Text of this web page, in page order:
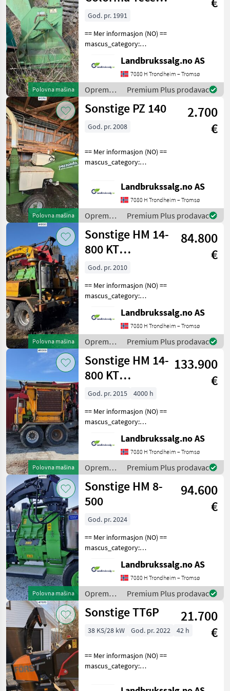
Sonstige
Polovna mašina
480-4
God. pr. 1991
== Mer informasjon (NO) ==
mascus_category:
merke: Colorma Tece
Please provide reference
number upon request: 8700
See
en.landbrukssalg.no/8700
Landbrukssalg.no AS
7080 H Trondheim – Tromsø
Oprema
za šumu i
obradu
Sonstige
Premium Plus prodavac
Polovna mašina
Sonstige PZ 140
2.700
€
God. pr. 2008
== Mer informasjon (NO) ==
mascus_category:
provide reference number
upon request: 5716 See
en.landbrukssalg.no/5716
for more images Spe
Landbrukssalg.no AS
7080 H Trondheim – Tromsø
Oprema
za šumu i
obradu
drveta /
Sonstige
Premium Plus prodavac
Polovna mašina
Sonstige HM 14-
800 KT
Flishugger
84.800
€
God. pr. 2010
== Mer informasjon (NO) ==
mascus_category:
provide reference number
upon request: 8100 See
en.landbrukssalg.no/8100
for more images Spe
Landbrukssalg.no AS
7080 H Trondheim – Tromsø
Oprema
za šumu i
obradu
drveta /
Sonstige
Premium Plus prodavac
Polovna mašina
Sonstige HM 14-
800 KT
Flishugger
133.900
€
God. pr. 2015
4000 h
== Mer informasjon (NO) ==
mascus_category:
provide reference number
upon request: 8099 See
en.landbrukssalg.no/8099
for more images Spe
Landbrukssalg.no AS
7080 H Trondheim – Tromsø
Oprema
za šumu i
obradu
drveta /
Sonstige
Premium Plus prodavac
Polovna mašina
Sonstige HM 8-
500
94.600
€
God. pr. 2024
== Mer informasjon (NO) ==
mascus_category:
provide reference number
upon request: 7175 See
en.landbrukssalg.no/7175
for more images Spe
Landbrukssalg.no AS
7080 H Trondheim – Tromsø
Oprema
za šumu i
obradu
Sonstige
Premium Plus prodavac
Sonstige TT6P
21.700
€
38 KS/28 kW God. pr. 2022 42 h
== Mer informasjon (NO) ==
mascus_category:
provide reference number